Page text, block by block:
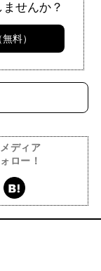
せんか？
料）
ディア
ロー！